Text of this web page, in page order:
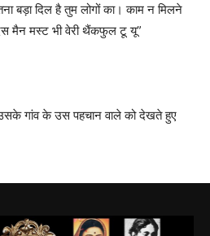
बड़ा दिल है तुम लोगों का। काम न मिलने
मैन मस्ट भी वेरी थैंकफुल टू यू”
गांव के उस पहचान वाले को देखते हुए